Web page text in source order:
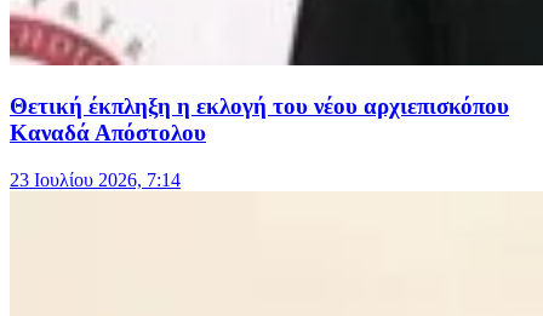
Θετική έκπληξη η εκλογή του νέου αρχιεπισκόπου
Καναδά Απόστολου
23 Ιουλίου 2026, 7:14